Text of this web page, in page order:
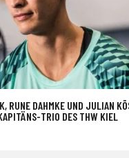
RUNE DAHMKE UND JULIAN
TRIO DES THW KIEL